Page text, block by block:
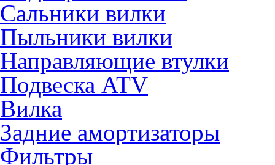
Сальники вилки
Пыльники вилки
Направляющие втулки
Подвеска ATV
Вилка
Задние амортизаторы
Фильтры